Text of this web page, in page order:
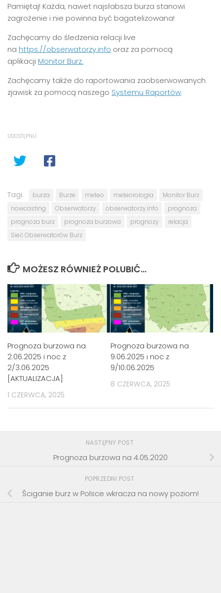
Pamiętaj! Każda, nawet najsłabsza burza stanowi
zagrożenie i nie powinna być bagatelizowana!
Zachęcamy do śledzenia relacji live
na https://obserwatorzy.info oraz za pomocą
aplikacji Monitor Burz.
Zachęcamy także do raportowania zaobserwowanych
zjawisk za pomocą naszego Systemu Raportów.
UDOSTĘPNIJ
Tagi: burza Burze meteo meteorologia
Monitor Burz
nowcasting
Obserwatorzy obserwatorzy.info
prognoza
prognoza burz
prognoza burzowa prognozy
relacja
Sieć Obserwatorów Burz
MOŻESZ RÓWNIEŻ POLUBIĆ…
Prognoza burzowa na
2.06.2025 i noc z
2/3.06.2025
[AKTUALIZACJA]
1 CZERWCA, 2025
Prognoza burzowa na
9.06.2025 i noc z
9/10.06.2025
8 CZERWCA, 2025
NASTĘPNY POST
Prognoza burzowa na 4.05.2020
POPRZEDNI POST
Ściganie burz w Polsce wkracza na nowy poziom!